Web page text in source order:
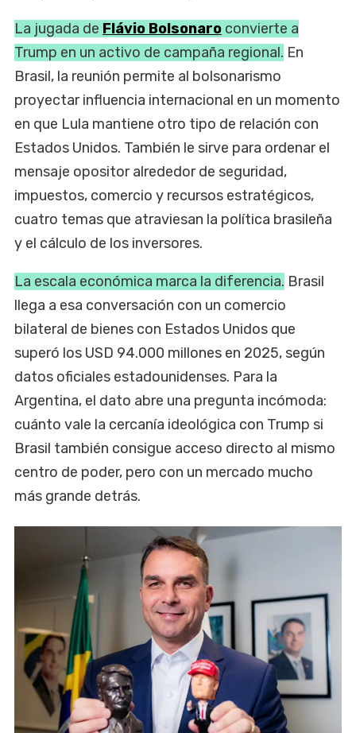
La jugada de Flávio Bolsonaro convierte a
Trump en un activo de campaña regional. En
Brasil, la reunión permite al bolsonarismo
proyectar influencia internacional en un momento
en que Lula mantiene otro tipo de relación con
Estados Unidos. También le sirve para ordenar el
mensaje opositor alrededor de seguridad,
impuestos, comercio y recursos estratégicos,
cuatro temas que atraviesan la política brasileña
y el cálculo de los inversores.
La escala económica marca la diferencia. Brasil
llega a esa conversación con un comercio
bilateral de bienes con Estados Unidos que
superó los USD 94.000 millones en 2025, según
datos oficiales estadounidenses. Para la
Argentina, el dato abre una pregunta incómoda:
cuánto vale la cercanía ideológica con Trump si
Brasil también consigue acceso directo al mismo
centro de poder, pero con un mercado mucho
más grande detrás.